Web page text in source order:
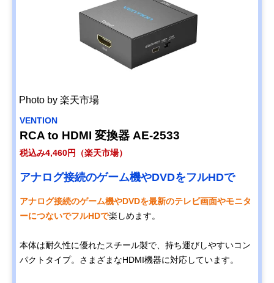
Photo by 楽天市場
VENTION
RCA to HDMI 変換器 AE-2533
税込み4,460円（楽天市場）
アナログ接続のゲーム機やDVDをフルHDで
アナログ接続のゲーム機やDVDを最新のテレビ画面やモニタ
ーにつないでフルHDで楽しめます。
本体は耐久性に優れたスチール製で、持ち運びしやすいコン
パクトタイプ。さまざまなHDMI機器に対応しています。